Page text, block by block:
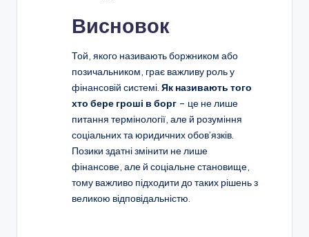
Висновок
Той, якого називають боржником або
позичальником, грає важливу роль у
фінансовій системі. Як називають того
хто бере гроші в борг – це не лише
питання термінології, але й розуміння
соціальних та юридичних обов’язків.
Позики здатні змінити не лише
фінансове, але й соціальне становище,
тому важливо підходити до таких рішень з
великою відповідальністю.